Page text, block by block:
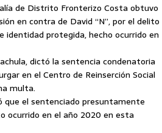
de Distrito Fronterizo Costa obtuvo
en contra de David “N”, por el delito
identidad protegida, hecho ocurrido en
dictó la sentencia condenatoria
en el Centro de Reinserción Social
multa.
que el sentenciado presuntamente
ocurrido en el año 2020 en esta